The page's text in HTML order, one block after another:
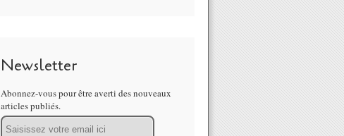
Newsletter
Abonnez-vous pour être averti des nouveaux
articles publiés.
Email